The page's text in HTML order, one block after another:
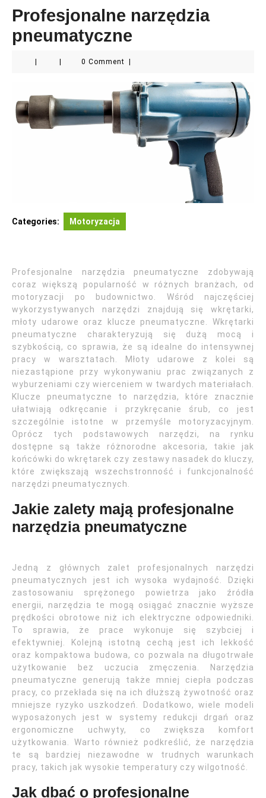
Profesjonalne narzędzia
pneumatyczne
0 Comment
Categories: Motoryzacja
Profesjonalne narzędzia pneumatyczne zdobywają
coraz większą popularność w różnych branżach, od
motoryzacji po budownictwo. Wśród najczęściej
wykorzystywanych narzędzi znajdują się wkrętarki,
młoty udarowe oraz klucze pneumatyczne. Wkrętarki
pneumatyczne charakteryzują się dużą mocą i
szybkością, co sprawia, że są idealne do intensywnej
pracy w warsztatach. Młoty udarowe z kolei są
niezastąpione przy wykonywaniu prac związanych z
wyburzeniami czy wierceniem w twardych materiałach.
Klucze pneumatyczne to narzędzia, które znacznie
ułatwiają odkręcanie i przykręcanie śrub, co jest
szczególnie istotne w przemyśle motoryzacyjnym.
Oprócz tych podstawowych narzędzi, na rynku
dostępne są także różnorodne akcesoria, takie jak
końcówki do wkrętarek czy zestawy nasadek do kluczy,
które zwiększają wszechstronność i funkcjonalność
narzędzi pneumatycznych.
Jakie zalety mają profesjonalne
narzędzia pneumatyczne
Jedną z głównych zalet profesjonalnych narzędzi
pneumatycznych jest ich wysoka wydajność. Dzięki
zastosowaniu sprężonego powietrza jako źródła
energii, narzędzia te mogą osiągać znacznie wyższe
prędkości obrotowe niż ich elektryczne odpowiedniki.
To sprawia, że prace wykonuje się szybciej i
efektywniej. Kolejną istotną cechą jest ich lekkość
oraz kompaktowa budowa, co pozwala na długotrwałe
użytkowanie bez uczucia zmęczenia. Narzędzia
pneumatyczne generują także mniej ciepła podczas
pracy, co przekłada się na ich dłuższą żywotność oraz
mniejsze ryzyko uszkodzeń. Dodatkowo, wiele modeli
wyposażonych jest w systemy redukcji drgań oraz
ergonomiczne uchwyty, co zwiększa komfort
użytkowania. Warto również podkreślić, że narzędzia
te są bardziej niezawodne w trudnych warunkach
pracy, takich jak wysokie temperatury czy wilgotność.
Jak dbać o profesjonalne